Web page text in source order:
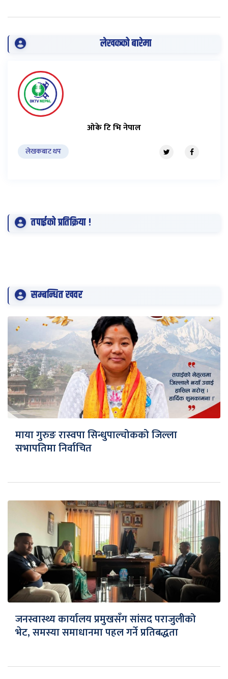
लेखकको बारेमा
ओके टि भि नेपाल
लेखकबाट थप
तपाईको प्रतिक्रिया !
सम्बन्धित खवर
माया गुरुङ रास्वपा सिन्धुपाल्चोकको जिल्ला
सभापतिमा निर्वाचित
जनस्वास्थ्य कार्यालय प्रमुखसँग सांसद पराजुलीको
भेट, समस्या समाधानमा पहल गर्ने प्रतिबद्धता